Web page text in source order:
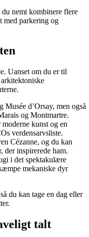
nemt kombinere flere
med parkering og
Uanset om du er til
d’Orsay, men også
og Montmartre.
kunst og en
verdensarvsliste.
Cézanne, og du kan
der inspirerede ham.
i det spektakulære
mekaniske dyr
du kan tage en dag eller
talt